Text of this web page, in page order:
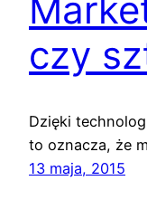
czy
Dzięki
to oznacza, że
13 maja, 2015